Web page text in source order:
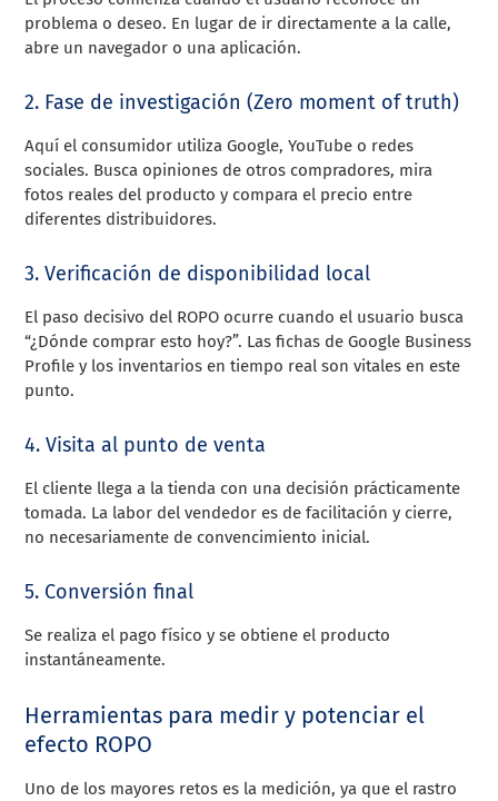
problema o deseo. En lugar de ir directamente a la calle,
abre un navegador o una aplicación.
2. Fase de investigación (Zero moment of truth)
Aquí el consumidor utiliza Google, YouTube o redes
sociales. Busca opiniones de otros compradores, mira
fotos reales del producto y compara el precio entre
diferentes distribuidores.
3. Verificación de disponibilidad local
El paso decisivo del ROPO ocurre cuando el usuario busca
“¿Dónde comprar esto hoy?”. Las fichas de Google Business
Profile y los inventarios en tiempo real son vitales en este
punto.
4. Visita al punto de venta
El cliente llega a la tienda con una decisión prácticamente
tomada. La labor del vendedor es de facilitación y cierre,
no necesariamente de convencimiento inicial.
5. Conversión final
Se realiza el pago físico y se obtiene el producto
instantáneamente.
Herramientas para medir y potenciar el
efecto ROPO
Uno de los mayores retos es la medición, ya que el rastro